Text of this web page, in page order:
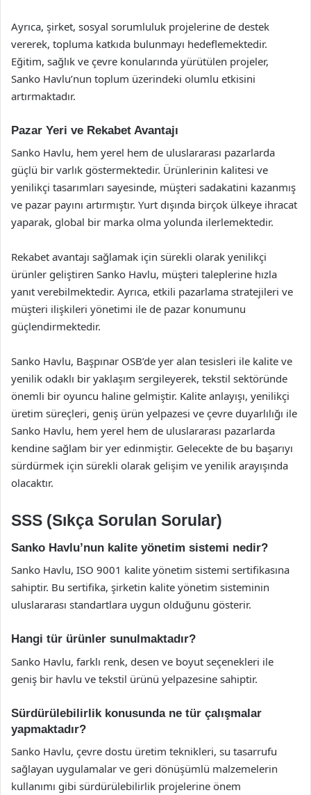
Ayrıca, şirket, sosyal sorumluluk projelerine de destek
vererek, topluma katkıda bulunmayı hedeflemektedir.
Eğitim, sağlık ve çevre konularında yürütülen projeler,
Sanko Havlu’nun toplum üzerindeki olumlu etkisini
artırmaktadır.
Pazar Yeri ve Rekabet Avantajı
Sanko Havlu, hem yerel hem de uluslararası pazarlarda
güçlü bir varlık göstermektedir. Ürünlerinin kalitesi ve
yenilikçi tasarımları sayesinde, müşteri sadakatini kazanmış
ve pazar payını artırmıştır. Yurt dışında birçok ülkeye ihracat
yaparak, global bir marka olma yolunda ilerlemektedir.
Rekabet avantajı sağlamak için sürekli olarak yenilikçi
ürünler geliştiren Sanko Havlu, müşteri taleplerine hızla
yanıt verebilmektedir. Ayrıca, etkili pazarlama stratejileri ve
müşteri ilişkileri yönetimi ile de pazar konumunu
güçlendirmektedir.
Sanko Havlu, Başpınar OSB’de yer alan tesisleri ile kalite ve
yenilik odaklı bir yaklaşım sergileyerek, tekstil sektöründe
önemli bir oyuncu haline gelmiştir. Kalite anlayışı, yenilikçi
üretim süreçleri, geniş ürün yelpazesi ve çevre duyarlılığı ile
Sanko Havlu, hem yerel hem de uluslararası pazarlarda
kendine sağlam bir yer edinmiştir. Gelecekte de bu başarıyı
sürdürmek için sürekli olarak gelişim ve yenilik arayışında
olacaktır.
SSS (Sıkça Sorulan Sorular)
Sanko Havlu’nun kalite yönetim sistemi nedir?
Sanko Havlu, ISO 9001 kalite yönetim sistemi sertifikasına
sahiptir. Bu sertifika, şirketin kalite yönetim sisteminin
uluslararası standartlara uygun olduğunu gösterir.
Hangi tür ürünler sunulmaktadır?
Sanko Havlu, farklı renk, desen ve boyut seçenekleri ile
geniş bir havlu ve tekstil ürünü yelpazesine sahiptir.
Sürdürülebilirlik konusunda ne tür çalışmalar
yapmaktadır?
Sanko Havlu, çevre dostu üretim teknikleri, su tasarrufu
sağlayan uygulamalar ve geri dönüşümlü malzemelerin
kullanımı gibi sürdürülebilirlik projelerine önem